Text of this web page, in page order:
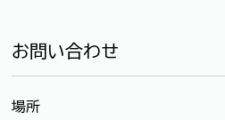
お問い合わせ
場所